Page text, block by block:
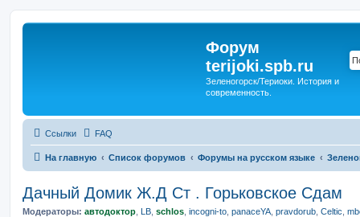
Форум
terijoki.spb.ru
Зеленогорск/Териоки. История и
современность.
Ссылки FAQ
На главную Список форумов Форумы на русском языке
Дачный Домик Ж.Д Ст . Горьковское Сдам
Модераторы: автодоктор LB schlos incogni-to panaceYA pravdorub Celtic